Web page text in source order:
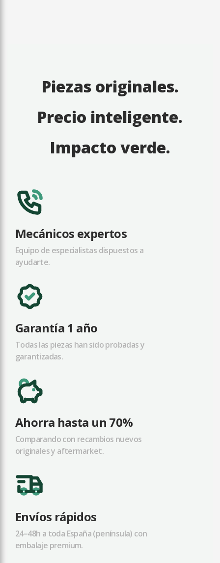
Piezas originales.
Precio inteligente.
Impacto verde.
Mecánicos expertos
Equipo de especialistas dispuestos a
ayudarte.
Garantía 1 año
Todas las piezas han sido probadas y
garantizadas.
Ahorra hasta un 70%
Comparando con recambios nuevos
originales y aftermarket.
Envíos rápidos
24–48h a toda España (península) con
embalaje premium.